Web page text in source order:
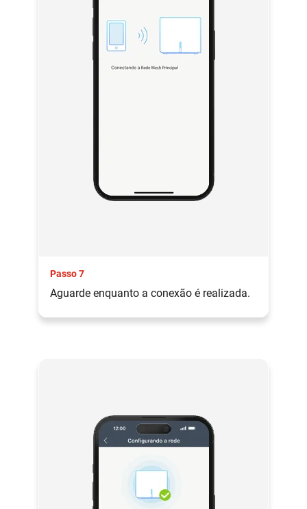
Passo 7
Aguarde enquanto a conexão é realizada.